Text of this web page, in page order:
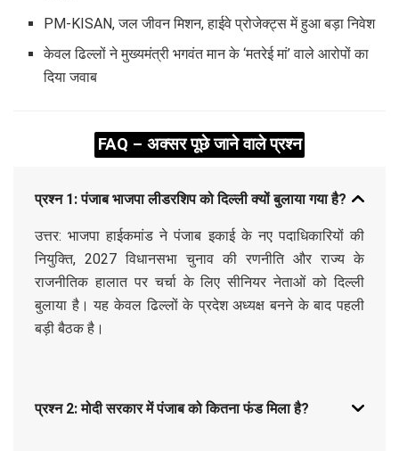
PM-KISAN, जल जीवन मिशन, हाईवे प्रोजेक्ट्स में हुआ बड़ा निवेश
केवल ढिल्लों ने मुख्यमंत्री भगवंत मान के ‘मतरेई मां’ वाले आरोपों का
दिया जवाब
FAQ – अक्सर पूछे जाने वाले प्रश्न
प्रश्न 1: पंजाब भाजपा लीडरशिप को दिल्ली क्यों बुलाया गया है?
उत्तर: भाजपा हाईकमांड ने पंजाब इकाई के नए पदाधिकारियों की
नियुक्ति, 2027 विधानसभा चुनाव की रणनीति और राज्य के
राजनीतिक हालात पर चर्चा के लिए सीनियर नेताओं को दिल्ली
बुलाया है। यह केवल ढिल्लों के प्रदेश अध्यक्ष बनने के बाद पहली
बड़ी बैठक है।
प्रश्न 2: मोदी सरकार में पंजाब को कितना फंड मिला है?